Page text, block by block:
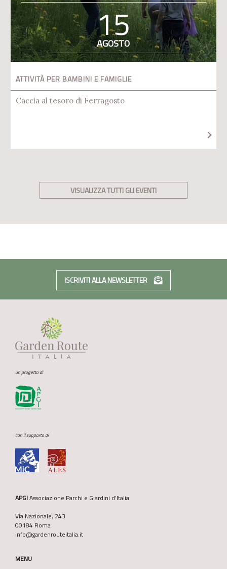
15
AGOSTO
ATTIVITÀ PER BAMBINI E FAMIGLIE
Caccia al tesoro di Ferragosto
VISUALIZZA TUTTI GLI EVENTI
ISCRIVITI ALLA NEWSLETTER
un progetto di
con il supporto di
APGIAssociazione Parchi e Giardini d’Italia
Via Nazionale, 243
00184 Roma
info@gardenrouteitalia.it
MENU